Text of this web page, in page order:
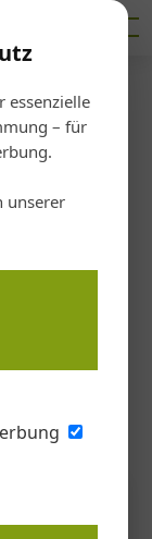
essenzielle
– für
unserer
13:29 Uhr
einige von